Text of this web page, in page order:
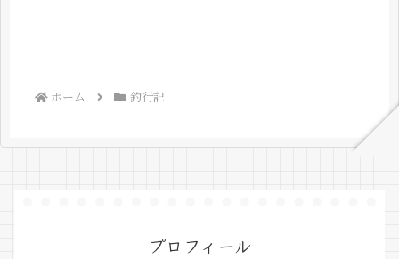
ホーム 釣行記
プロフィール